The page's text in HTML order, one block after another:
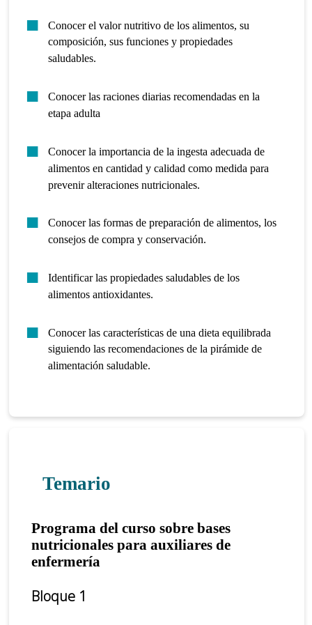
Conocer el valor nutritivo de los alimentos, su
composición, sus funciones y propiedades
saludables.
Conocer las raciones diarias recomendadas en la
etapa adulta
Conocer la importancia de la ingesta adecuada de
alimentos en cantidad y calidad como medida para
prevenir alteraciones nutricionales.
Conocer las formas de preparación de alimentos, los
consejos de compra y conservación.
Identificar las propiedades saludables de los
alimentos antioxidantes.
Conocer las características de una dieta equilibrada
siguiendo las recomendaciones de la pirámide de
alimentación saludable.
Temario
Programa del curso sobre bases
nutricionales para auxiliares de
enfermería
Bloque 1